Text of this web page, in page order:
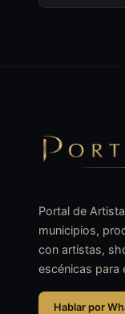
Portal de
municipios,
con artistas,
escénicas para
Hablar por